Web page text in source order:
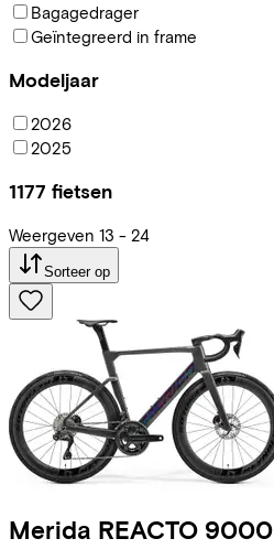
Bagagedrager
Geïntegreerd in frame
Modeljaar
2026
2025
1177 fietsen
Weergeven 13 - 24
Sorteer op
Merida REACTO 9000